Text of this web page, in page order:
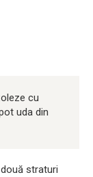
cu
uda din
straturi